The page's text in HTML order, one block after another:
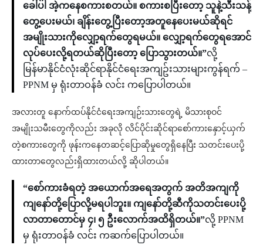
ခေါ်ပါ အဲ့ကနေစကားစတယ်။ စကားစပြီးတော့ သူနဲ့သီးသန့်
တွေ့ပေးမယ်၊ ချိန်းတွေ့ပြီးတော့အတူနေပေးမယ်ဆိုရင်
အမျိုးသားကိုလျှော့ရက်တွေရမယ်။ လျှော့ရက်တွေရအောင်
လုပ်ပေးလို့ရတယ်ဆိုပြီးတော့ ပြောသွားတယ်။”လို့
မြန်မာနိုင်ငံလုံးဆိုင်ရာနိုင်ငံရေးအကျဥ်းသားများကွန်ရက် –
PPNM မှ ရုံးတာဝန်ခံ လင်း ကပြောပါတယ်။
အလားတူ နောက်ထပ်နိုင်ငံရေးအကျဉ်းသားတွေရဲ့ မိသားစုဝင်
အမျိုးသမီးတွေကိုလည်း အခုလို လိင်ပိုင်းဆိုင်ရာစော်ကားနှောင့်ယှက်
တဲ့စကားတွေကို ဖုန်းကနေတဆင့်ပြောဆိုမှုတွေရှိနေပြီး သတင်းပေးပို့
ထားတာတွေလည်းရှိထားတယ်လို့ ဆိုပါတယ်။
“စော်ကားခံရတဲ့ အယောက်အရေအတွက် အတိအကျကို
ကျနော်တို့ပြောလို့မရပါဘူး။ ကျနော်တို့ဆီကိုသတင်းပေးပို့
လာတာတောင်မှ ၄၊ ၅ ဦးလောက်အထိရှိတယ်။”လို့ PPNM
မှ ရုံးတာဝန်ခံ လင်း ကဆက်ပြောပါတယ်။